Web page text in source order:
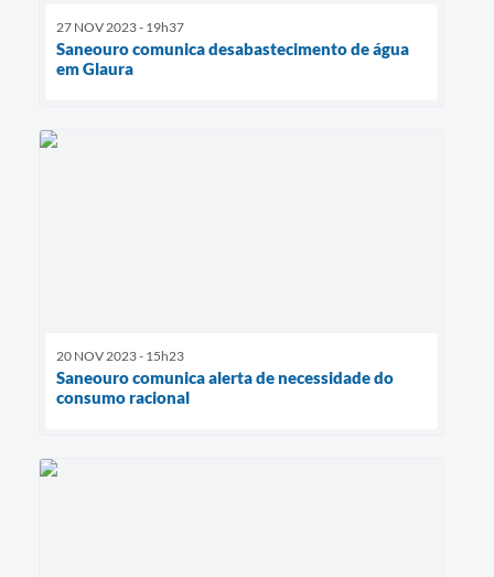
27 NOV 2023 - 19h37
Saneouro comunica desabastecimento de água
em Glaura
20 NOV 2023 - 15h23
Saneouro comunica alerta de necessidade do
consumo racional